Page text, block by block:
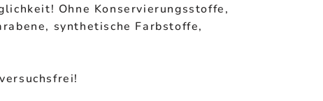
Ohne Konservierungsstoffe,
synthetische Farbstoffe,